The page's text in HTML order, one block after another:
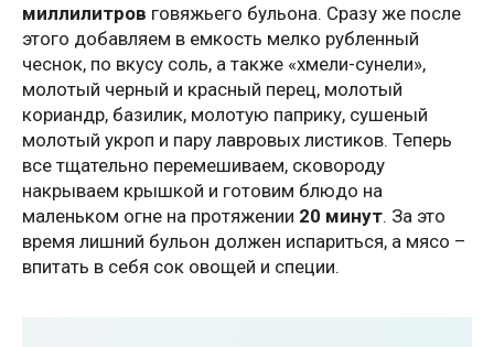
миллилитров говяжьего бульона. Сразу же после
этого добавляем в емкость мелко рубленный
чеснок, по вкусу соль, а также «хмели-сунели»,
молотый черный и красный перец, молотый
кориандр, базилик, молотую паприку, сушеный
молотый укроп и пару лавровых листиков. Теперь
все тщательно перемешиваем, сковороду
накрываем крышкой и готовим блюдо на
маленьком огне на протяжении 20 минут. За это
время лишний бульон должен испариться, а мясо –
впитать в себя сок овощей и специи.